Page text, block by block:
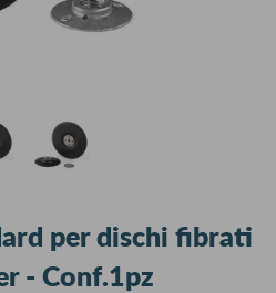
per dischi fibrati
- Conf.1pz